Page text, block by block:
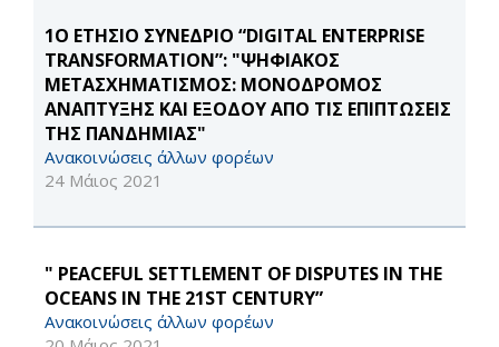
1O ΕΤΗΣΙΟ ΣΥΝΕΔΡΙΟ “DIGITAL ENTERPRISE
TRANSFORMATION”: "ΨΗΦΙΑΚΟΣ
ΜΕΤΑΣΧΗΜΑΤΙΣΜΟΣ: ΜΟΝΟΔΡΟΜΟΣ
ΑΝΑΠΤΥΞΗΣ ΚΑΙ ΕΞΟΔΟΥ ΑΠΟ ΤΙΣ ΕΠΙΠΤΩΣΕΙΣ
ΤΗΣ ΠΑΝΔΗΜΙΑΣ"
Ανακοινώσεις άλλων φορέων
24 Μάιος 2021
" PEACEFUL SETTLEMENT OF DISPUTES IN THE
OCEANS IN THE 21ST CENTURY”
Ανακοινώσεις άλλων φορέων